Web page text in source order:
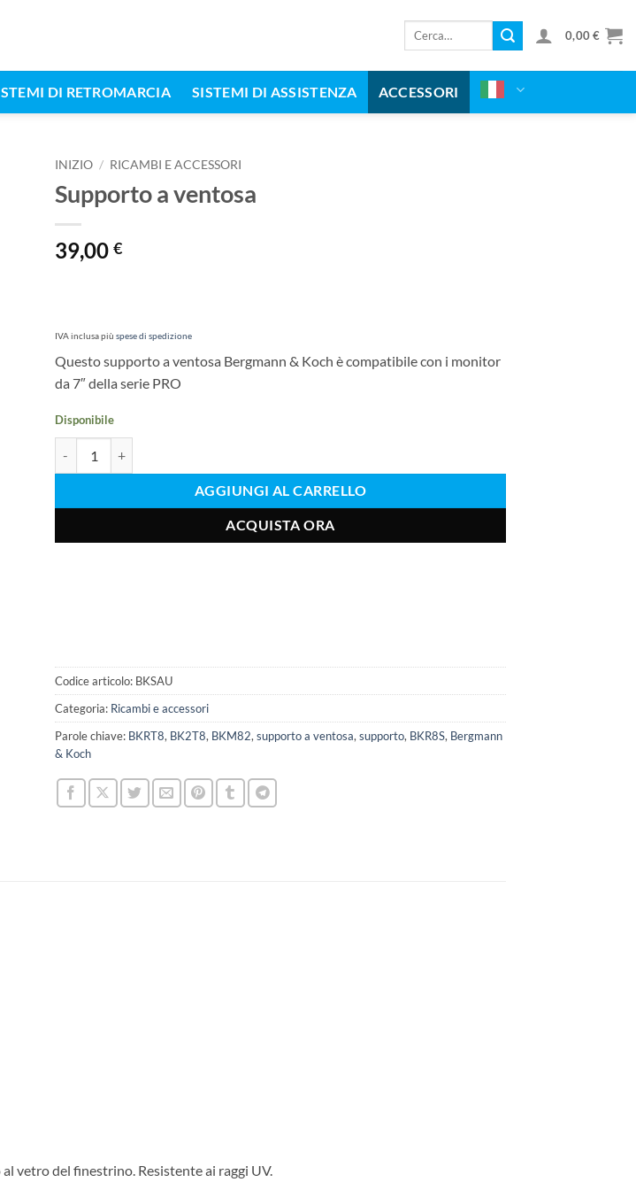
Cerca:
0,00€
DI RETROMARCIA SISTEMI DI ASSISTENZA ACCESSORI
INIZIO / RICAMBI E ACCESSORI
Supporto a ventosa
39,00 €
IVA inclusapiù spese di spedizione
Questo supporto a ventosa Bergmann & Koch è compatibile con i monitor
da 7″ della serie PRO
Disponibile
AGGIUNGI AL CARRELLO
ACQUISTA ORA
Codice articolo: BKSAU
Categoria: Ricambi e accessori
Parole chiave: BKRT8, BK2T8, BKM82,supporto a ventosa,supporto, BKR8S, Bergmann
& Koch
vetro del finestrino. Resistente ai raggi UV.